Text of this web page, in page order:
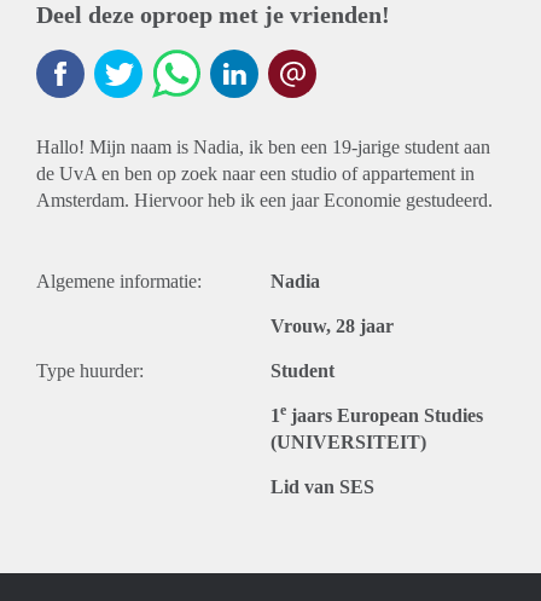
Deel deze oproep met je vrienden!
Hallo! Mijn naam is Nadia, ik ben een 19-jarige student aan
de UvA en ben op zoek naar een studio of appartement in
Amsterdam. Hiervoor heb ik een jaar Economie gestudeerd.
Algemene informatie: Nadia
Vrouw, 28 jaar
Type huurder: Student
1e jaars European Studies
(UNIVERSITEIT)
Lid van SES